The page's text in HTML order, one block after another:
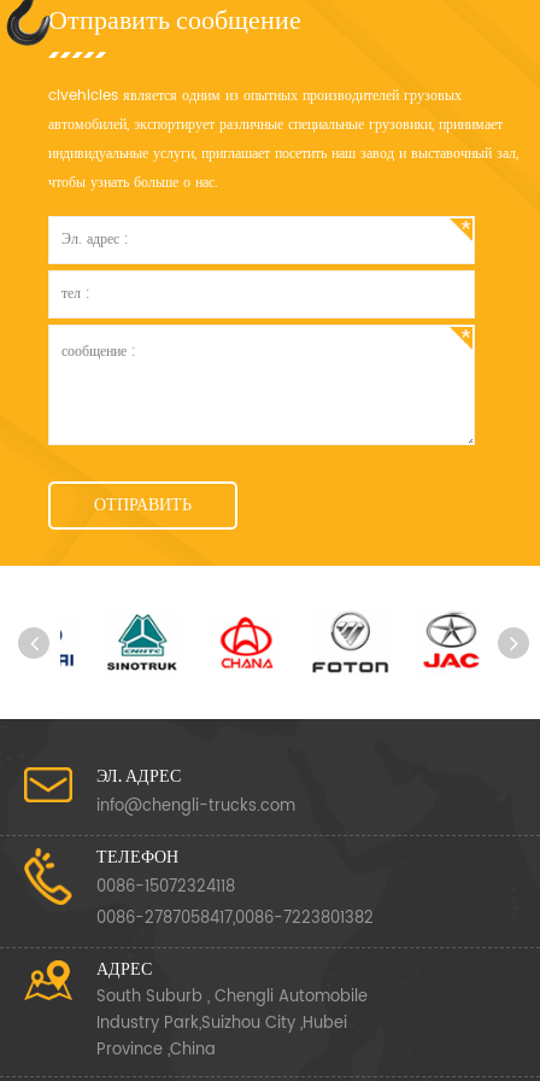
Отправить сообщение
clvehicles является одним из опытных производителей грузовых
автомобилей, экспортирует различные специальные грузовики, принимает
индивидуальные услуги, приглашает посетить наш завод и выставочный зал,
чтобы узнать больше о нас.
ЭЛ. АДРЕС
info@chengli-trucks.com
ТЕЛЕФОН
0086-15072324118
0086-2787058417,0086-7223801382
АДРЕС
South Suburb , Chengli Automobile
Industry Park,Suizhou City ,Hubei
Province ,China